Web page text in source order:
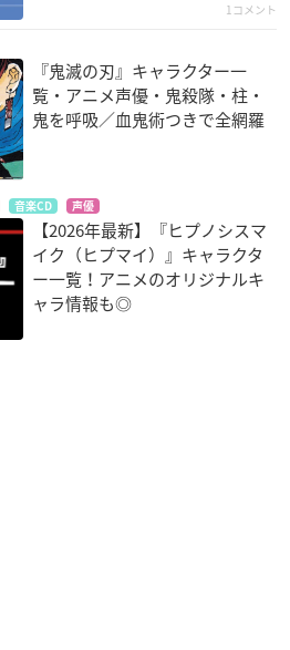
1コメント
『鬼滅の刃』キャラクター一
覧・アニメ声優・鬼殺隊・柱・
鬼を呼吸／血鬼術つきで全網羅
音楽CD 声優
【2026年最新】『ヒプノシスマ
イク（ヒプマイ）』キャラクタ
ー一覧！アニメのオリジナルキ
ャラ情報も◎